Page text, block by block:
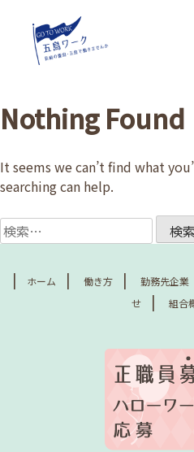
content
ホーム
勤務先
参加企業・
社員
Nothing Found
It seems we can’t find what
searching can help.
検
索:
ホーム 働き方 勤務先企業
せ
組合